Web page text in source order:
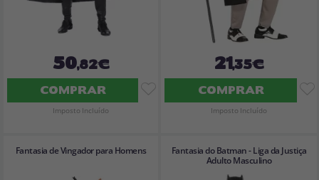
50,82€
COMPRAR
Imposto Incluído
21,35€
COMPRAR
Imposto Incluído
Fantasia de Vingador para Homens
Fantasia do Batman - Liga da Justiça
Adulto Masculino